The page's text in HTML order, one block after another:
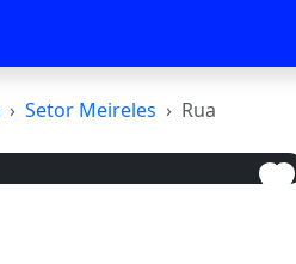
Setor Meireles Rua